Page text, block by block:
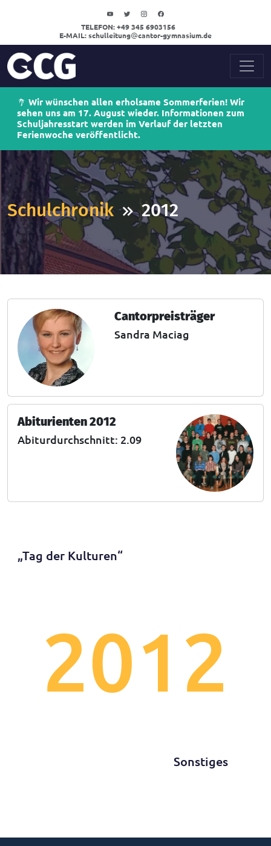
TELEFON: +49 345 6903156
E-MAIL: schulleitung cantor-gymnasium.de
Wir wünschen allen erholsame Sommerferien! Wir
sehen uns am 17. August wieder. Informationen zum
Schuljahresstart werden im Verlauf der letzten
Ferienwoche veröffentlicht.
Schulchronik 2012
Cantorpreisträger
Sandra Maciag
Abiturienten 2012
Abiturdurchschnitt: 2.09
2012
„Tag der Kulturen“
Sonstiges